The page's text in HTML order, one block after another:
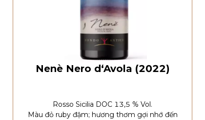
Nenè Nero d‘Avola (2022)
Rosso Sicilia DOC 13,5 % Vol.
Màu đỏ ruby đậm; hương thơm gợi nhớ đến